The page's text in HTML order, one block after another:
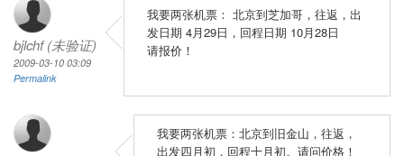
bjlchf (未验证)
2009-03-10 03:09
Permalink
我要两张机票： 北京到芝加哥，往返，出
发日期 4月29日，回程日期 10月28日
请报价！
我要两张机票：北京到旧金山，往返，
出发四月初，回程十月初。请问价格！